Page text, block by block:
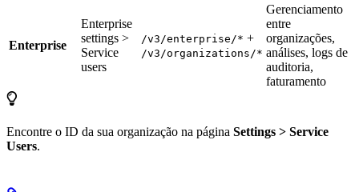
Enterprise
Enterprise
settings >
Service
users
/v3/enterprise/* +
/v3/organizations/*
Gerenciamento
entre
organizações,
análises, logs de
auditoria,
faturamento
Encontre o ID da sua organização na página Settings > Service
Users.